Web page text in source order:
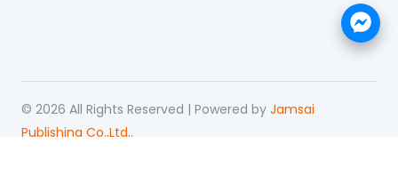
© 2026 All Rights Reserved | Powered by Jamsai
Publishing Co.,Ltd..